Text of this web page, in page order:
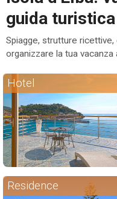
guida
Spiagge, strutture
organizzare la tua vacanza
Hotel
Residence